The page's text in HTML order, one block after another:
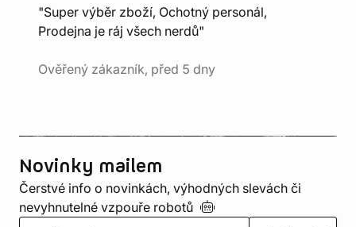
"Super výběr zboží, Ochotný personál,
Prodejna je ráj všech nerdů"
Ověřený zákazník, před 5 dny
Novinky mailem
Čerstvé info o novinkách, výhodných slevách či
nevyhnutelné vzpouře robotů